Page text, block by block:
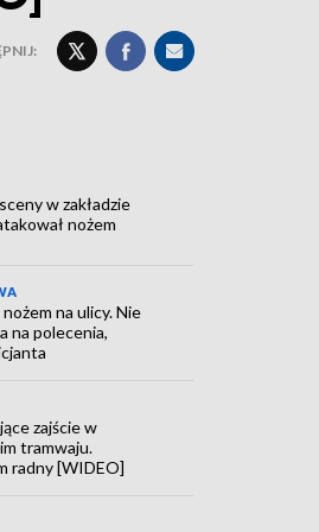
w zakładzie
nożem
na ulicy. Nie
na polecenia,
zajście w
tramwaju.
radny [WIDEO]